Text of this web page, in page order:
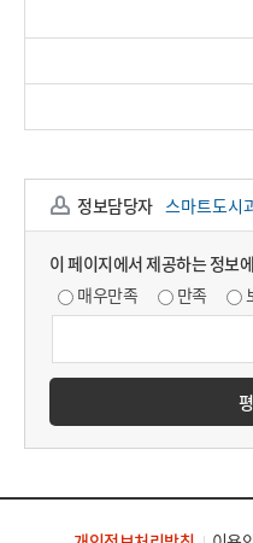
정보담당자 스마트도시
이 페이지에서 제공하는 정보
매우만족
만족